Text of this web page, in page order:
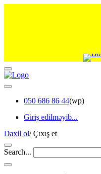
050 686 86 44(wp)
Giriş edilməyib...
Daxil ol/Çıxış et
Search...